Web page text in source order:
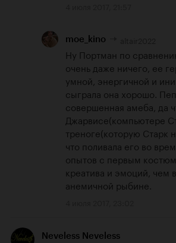
moe_kino
Ну Портман по
очень даже ничего, ее
умной, энергичной и
сыграла она хорошо.
совершенная амеба, да
Джарвисе(компьютере
треноге(которую Старк
что поливала его во
опытов с первым
креатива и эмоций, чем
анемичной рыбине.
Neveless Neveless